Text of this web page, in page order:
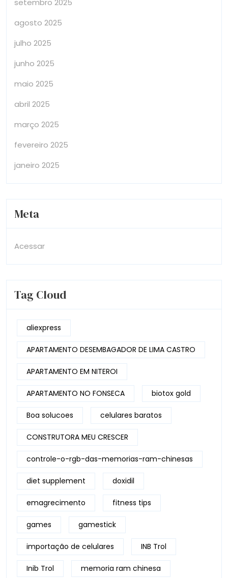
setembro 2025
agosto 2025
julho 2025
junho 2025
maio 2025
abril 2025
março 2025
fevereiro 2025
janeiro 2025
Meta
Acessar
Tag Cloud
aliexpress
APARTAMENTO DESEMBAGADOR DE LIMA CASTRO
APARTAMENTO EM NITEROI
APARTAMENTO NO FONSECA biotox gold
Boa solucoes celulares baratos
CONSTRUTORA MEU CRESCER
controle-o-rgb-das-memorias-ram-chinesas
diet supplement doxidil
emagrecimento fitness tips
games gamestick
importação de celulares INB Trol
Inib Trol memoria ram chinesa